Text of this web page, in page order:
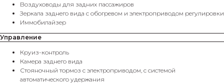
Воздуховоды для задних пассажиров
Зеркала заднего вида с обогревом и электроприводом регулировки
Иммобилайзер
Управление
Круиз-контроль
Камера заднего вида
Стояночный тормоз с электроприводом, с системой
автоматического удержания